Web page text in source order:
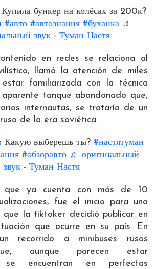
Купила бункер на колёсах за 200к?
#авто #автознания #буханка ♬
звук - Туман Настя
en redes se relaciona al
llamó la atención de miles
familiarizada con la técnica
tanque abandonado que,
internautas, se trataría de un
de la era soviética.
Какую выберешь ты? #настятуман
#обзоравто ♬ оригинальный
звук - Туман Настя
que ya cuenta con más de 10
fue el inicio para una
que la tiktoker decidió publicar en
que ocurre en su país. En
recorrido a minibuses rusos
aunque parecen estar
se encuentran en perfectas